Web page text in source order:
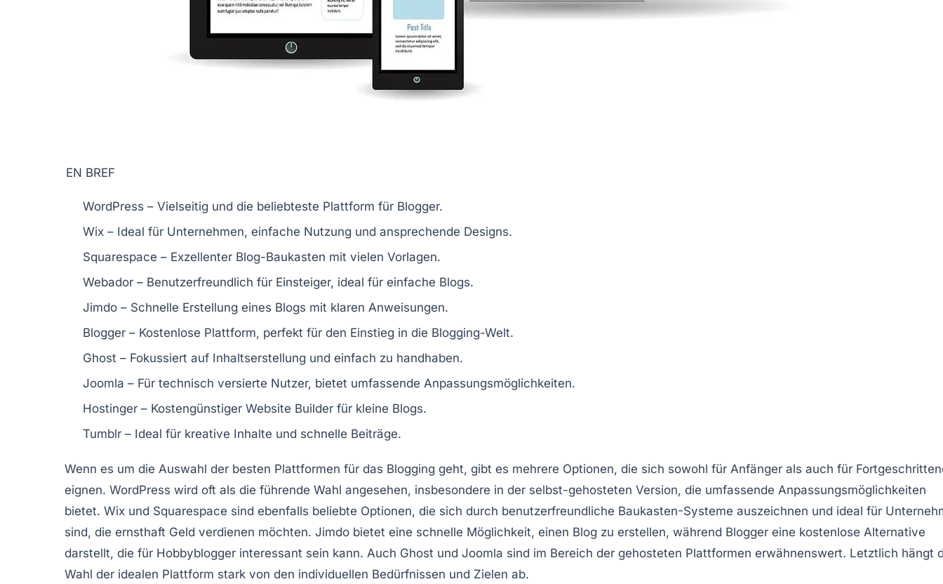
EN BREF
WordPress – Vielseitig und die beliebteste Plattform für Blogger.
Wix – Ideal für Unternehmen, einfache Nutzung und ansprechende Designs.
Squarespace – Exzellenter Blog-Baukasten mit vielen Vorlagen.
Webador – Benutzerfreundlich für Einsteiger, ideal für einfache Blogs.
Jimdo – Schnelle Erstellung eines Blogs mit klaren Anweisungen.
Blogger – Kostenlose Plattform, perfekt für den Einstieg in die Blogging-Welt.
Ghost – Fokussiert auf Inhaltserstellung und einfach zu handhaben.
Joomla – Für technisch versierte Nutzer, bietet umfassende Anpassungsmöglichkeiten.
Hostinger – Kostengünstiger Website Builder für kleine Blogs.
Tumblr – Ideal für kreative Inhalte und schnelle Beiträge.
Wenn es um die Auswahl der besten Plattformen für das Blogging geht, gibt es mehrere Optionen, die sich sowohl für Anfänger als auch für
eignen. WordPress wird oft als die führende Wahl angesehen, insbesondere in der selbst-gehosteten Version, die umfassende Anpassungsmöglichkeiten
bietet. Wix und Squarespace sind ebenfalls beliebte Optionen, die sich durch benutzerfreundliche Baukasten-Systeme auszeichnen und ideal für
sind, die ernsthaft Geld verdienen möchten. Jimdo bietet eine schnelle Möglichkeit, einen Blog zu erstellen, während Blogger eine kostenlose Alternative
darstellt, die für Hobbyblogger interessant sein kann. Auch Ghost und Joomla sind im Bereich der gehosteten Plattformen erwähnenswert. Letztlich hängt
Wahl der idealen Plattform stark von den individuellen Bedürfnissen und Zielen ab.